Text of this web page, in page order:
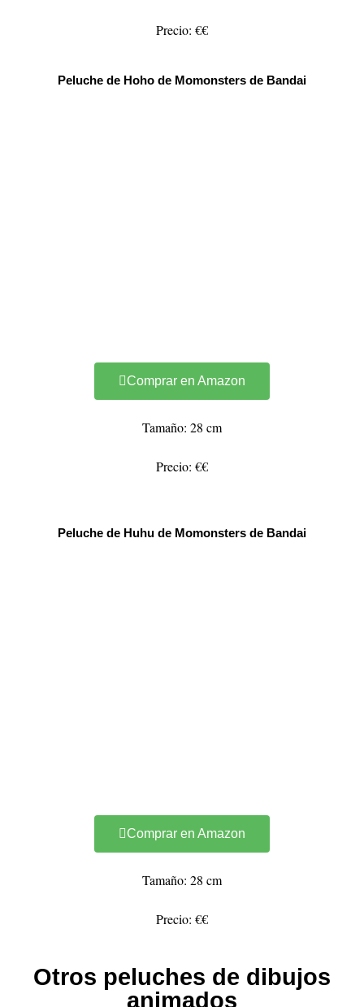
Precio: €€
Peluche de Hoho de Momonsters de Bandai
Comprar en Amazon
Tamaño: 28 cm
Precio: €€
Peluche de Huhu de Momonsters de Bandai
Comprar en Amazon
Tamaño: 28 cm
Precio: €€
Otros peluches de dibujos
animados